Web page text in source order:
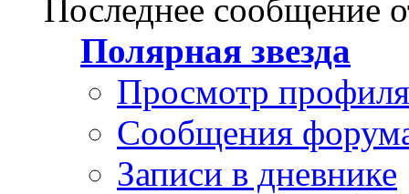
Последнее сообщение
Полярная звезда
Просмотр профиля
Сообщения
Записи в дневнике